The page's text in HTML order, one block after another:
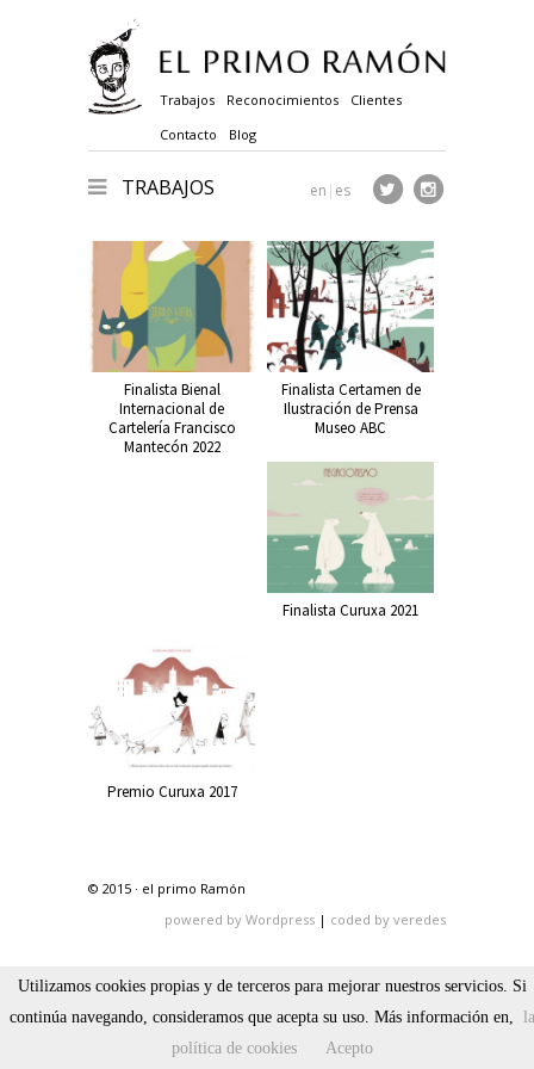
Trabajos Reconocimientos
Clientes
Contacto
Blog
TRABAJOS en | es
Finalista Bienal
Internacional de
Cartelería Francisco
Mantecón 2022
Finalista Certamen de
Ilustración de Prensa
Museo ABC
Finalista Curuxa 2021
Premio Curuxa 2017
© 2015 · el primo Ramón
powered by Wordpress | coded by veredes
Utilizamos cookies propias y de terceros para mejorar nuestros servicios. Si
continúa navegando, consideramos que acepta su uso. Más información en, la
política de cookies
Acepto